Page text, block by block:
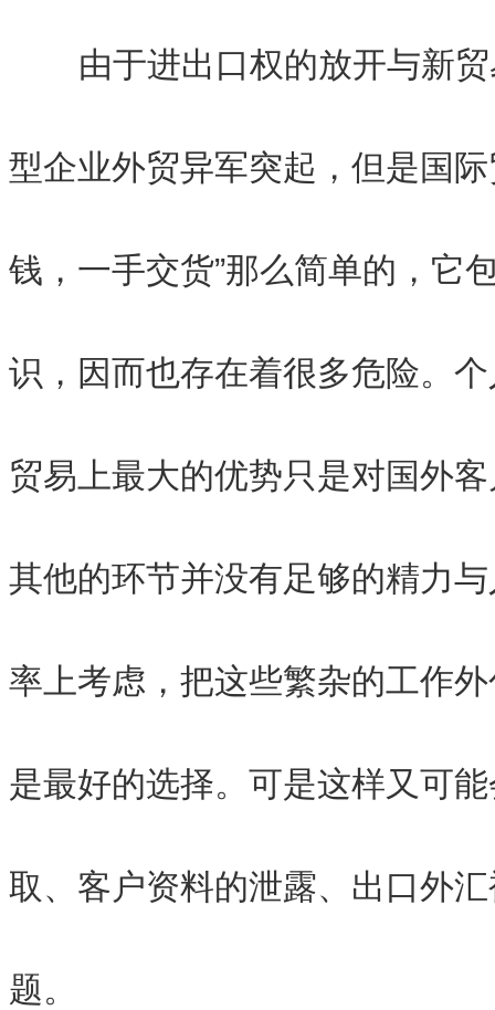
由于进出口权的放开与新贸
型企业外贸异军突起，但是国
钱，一手交货”那么简单的，它
识，因而也存在着很多危险。
贸易上最大的优势只是对国外
其他的环节并没有足够的精力
率上考虑，把这些繁杂的工作
是最好的选择。可是这样又可
取、客户资料的泄露、出口外
题。